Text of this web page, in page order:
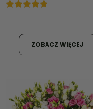
ZOBACZ WIĘCEJ